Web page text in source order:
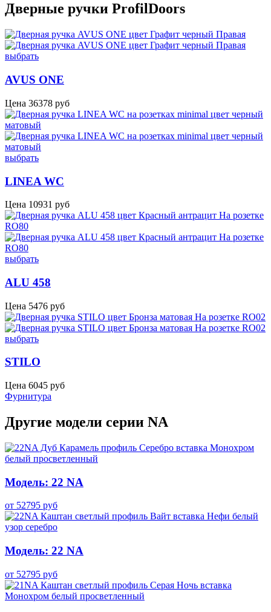
Дверные ручки ProfilDoors
выбрать
AVUS ONE
Цена 36378 руб
выбрать
LINEA WC
Цена 10931 руб
выбрать
ALU 458
Цена 5476 руб
выбрать
STILO
Цена 6045 руб
Фурнитура
Другие модели серии NA
Модель: 22 NA
от 52795 руб
Модель: 22 NA
от 52795 руб